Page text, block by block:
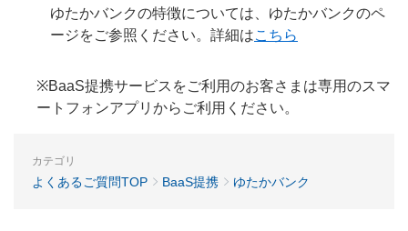
ゆたかバンクの特徴については、ゆたかバンクのペ
ージをご参照ください。詳細はこちら
※BaaS提携サービスをご利用のお客さまは専用のスマ
ートフォンアプリからご利用ください。
カテゴリ
よくあるご質問TOP BaaS提携 ゆたかバンク